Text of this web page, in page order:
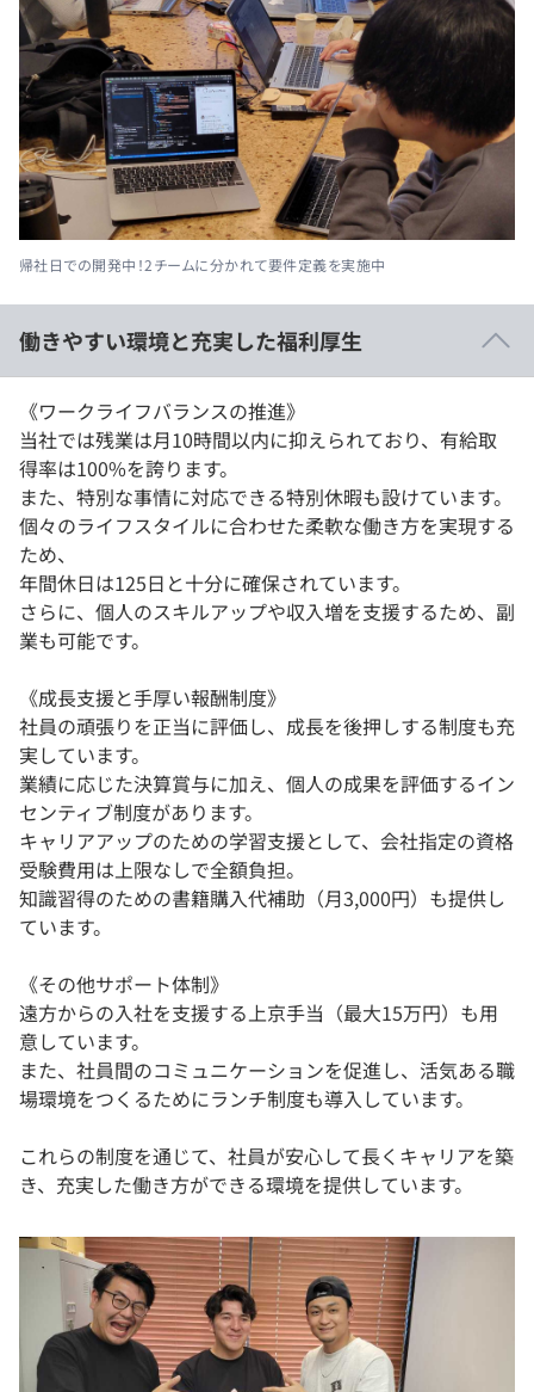
帰社日での開発中！2チームに分かれて要件定義を実施中
働きやすい環境と充実した福利厚生
《ワークライフバランスの推進》
当社では残業は月10時間以内に抑えられており、有給取
得率は100%を誇ります。
また、特別な事情に対応できる特別休暇も設けています。
個々のライフスタイルに合わせた柔軟な働き方を実現する
ため、
年間休日は125日と十分に確保されています。
さらに、個人のスキルアップや収入増を支援するため、副
業も可能です。
《成長支援と手厚い報酬制度》
社員の頑張りを正当に評価し、成長を後押しする制度も充
実しています。
業績に応じた決算賞与に加え、個人の成果を評価するイン
センティブ制度があります。
キャリアアップのための学習支援として、会社指定の資格
受験費用は上限なしで全額負担。
知識習得のための書籍購入代補助（月3,000円）も提供し
ています。
《その他サポート体制》
遠方からの入社を支援する上京手当（最大15万円）も用
意しています。
また、社員間のコミュニケーションを促進し、活気ある職
場環境をつくるためにランチ制度も導入しています。
これらの制度を通じて、社員が安心して長くキャリアを築
き、充実した働き方ができる環境を提供しています。